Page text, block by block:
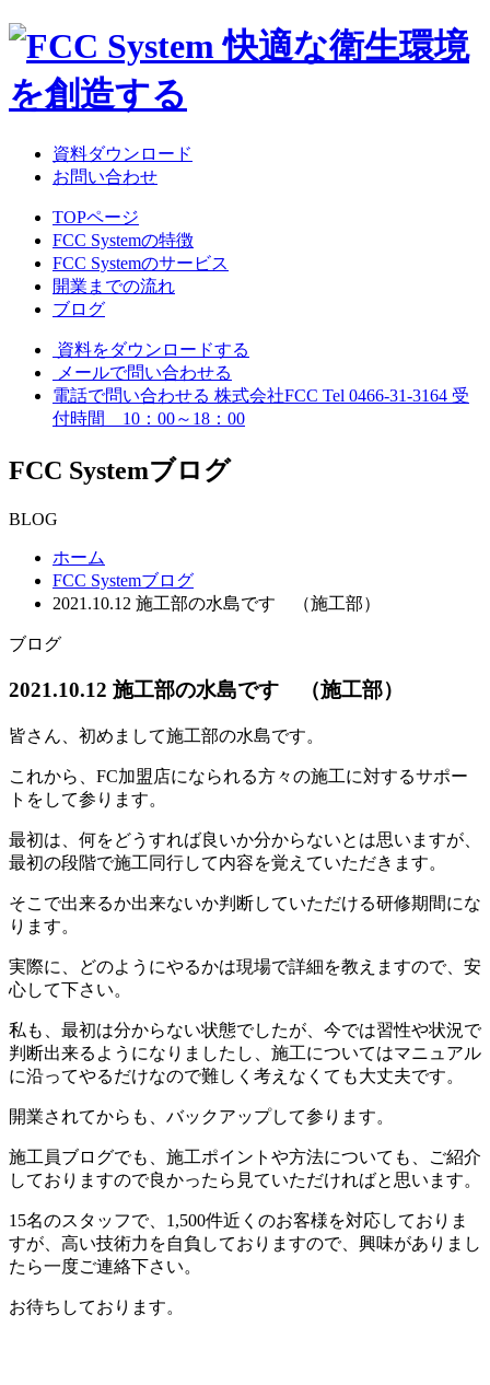
資料ダウンロード
お問い合わせ
TOPページ
FCC Systemの特徴
FCC Systemのサービス
開業までの流れ
ブログ
資料をダウンロードする
メールで問い合わせる
電話で問い合わせる 株式会社FCC Tel 0466-31-3164 受
付時間 10：00～18：00
FCC Systemブログ
BLOG
ホーム
FCC Systemブログ
2021.10.12 施工部の水島です （施工部）
ブログ
2021.10.12 施工部の水島です （施工部）
皆さん、初めまして施工部の水島です。
これから、FC加盟店になられる方々の施工に対するサポー
トをして参ります。
最初は、 何をどうすれば良いか分からないとは思いますが、
最初の段階で施工同行して内容を覚えていただきます。
そこで出来るか出来ないか判断していただける研修期間にな
ります。
実際に、どのようにやるかは現場で詳細を教えますので、安
心して下さい。
私も、最初は分からない状態でしたが、今では習性や状況で
判断出来るようになりましたし、施工についてはマニュアル
に沿ってやるだけなので難しく考えなくても大丈夫です。
開業されてからも、バックアップして参ります。
施工員ブログでも、施工ポイントや方法についても、ご紹介
してお りますので良かったら見ていただければと思います。
15名のスタ ッフで、1,500件近くのお客様を対応しておりま
すが、高い技術力を自負しておりますので、興味がありまし
たら一度ご連絡下さ い。
お待ちしております。